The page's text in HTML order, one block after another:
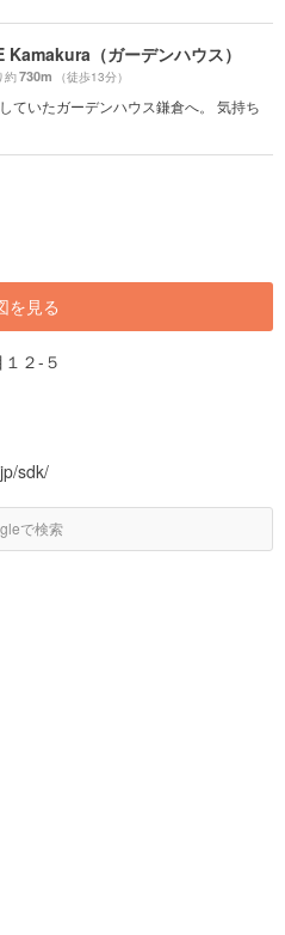
Kamakura（ガーデンハウス）
約730m （徒歩13分）
ていたガーデンハウス鎌倉へ。 気持ち
を見る
２-５
sdk/
で検索